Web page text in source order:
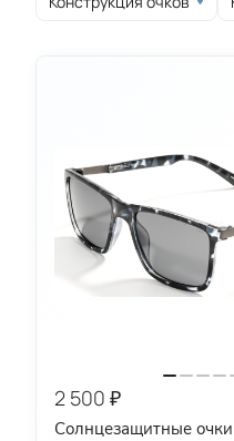
2 500 ₽
Солнцезащитные